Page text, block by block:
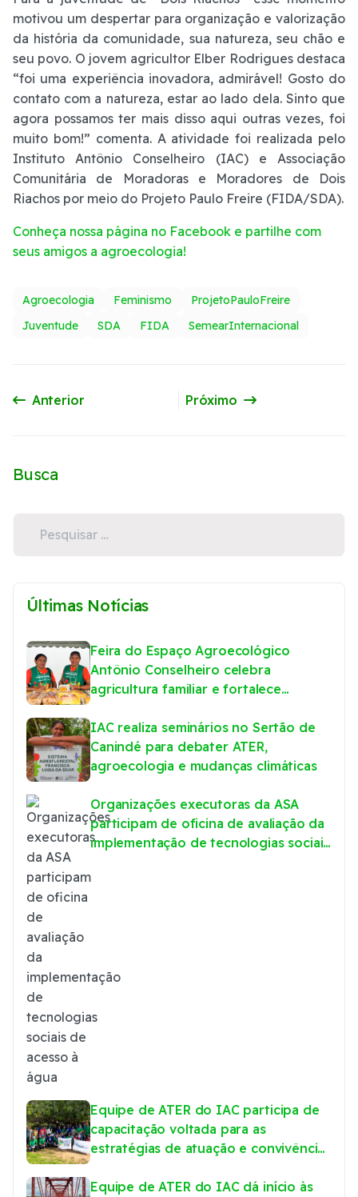
motivou um despertar para organização e valorização
da história da comunidade, sua natureza, seu chão e
seu povo. O jovem agricultor Elber Rodrigues destaca
“foi uma experiência inovadora, admirável! Gosto do
contato com a natureza, estar ao lado dela. Sinto que
agora possamos ter mais disso aqui outras vezes, foi
muito bom!” comenta. A atividade foi realizada pelo
Instituto Antônio Conselheiro (IAC) e Associação
Comunitária de Moradoras e Moradores de Dois
Riachos por meio do Projeto Paulo Freire (FIDA/SDA).
Conheça nossa página no Facebook e partilhe com
seus amigos a agroecologia!
Agroecologia Feminismo
ProjetoPauloFreire
Juventude
SDA FIDA SemearInternacional
Anterior
Próximo artigo: Luciene e os caminhos da Agroecologia
Próximo
Busca
Últimas Notícias
Feira do Espaço Agroecológico
Antônio Conselheiro celebra
agricultura familiar e fortalece
IAC realiza seminários no Sertão de
Canindé para debater ATER,
agroecologia e mudanças climáticas
Organizações executoras da ASA
participam de oficina de avaliação da
implementação de tecnologias sociais
Equipe de ATER do IAC participa de
capacitação voltada para as
estratégias de atuação e convivência
Vivo Ceará
Equipe de ATER do IAC dá início às